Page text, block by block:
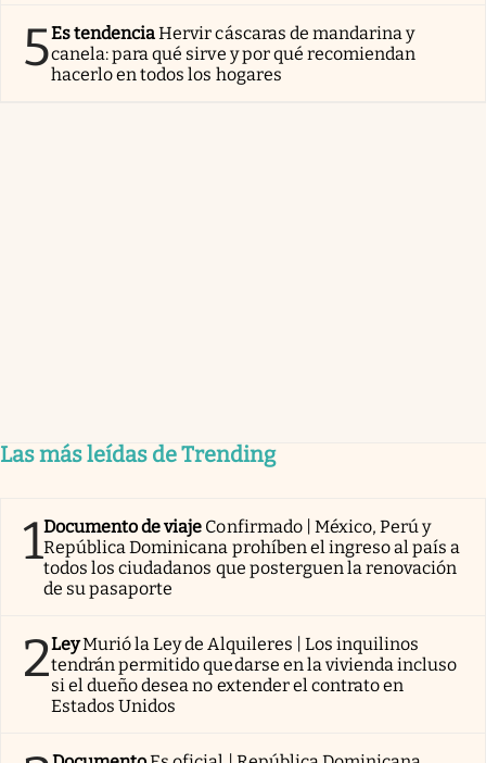
5Es tendenciaHervir cáscaras de mandarina y
canela: para qué sirve y por qué recomiendan
hacerlo en todos los hogares
Las más leídas de Trending
1Documento de viaje Confirmado | México, Perú y
República Dominicana prohíben el ingreso al país a
todos los ciudadanos que posterguen la renovación
de su pasaporte
2LeyMurió la Ley de Alquileres | Los inquilinos
tendrán permitido quedarse en la vivienda incluso
si el dueño desea no extender el contrato en
Estados Unidos